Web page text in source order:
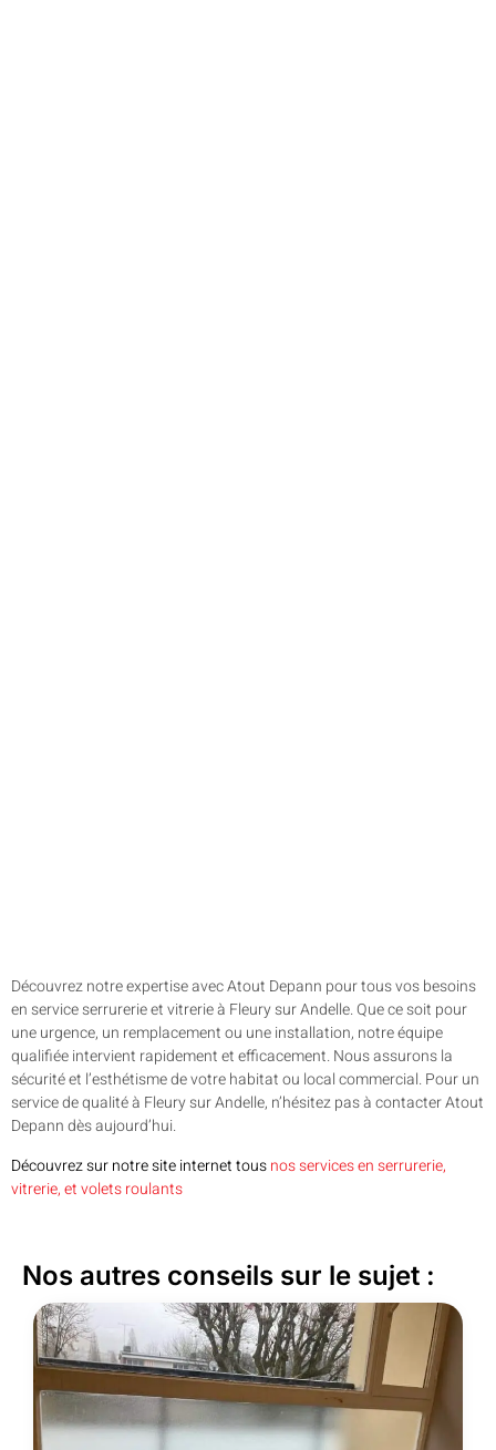
Découvrez notre expertise avec Atout Depann pour tous vos besoins
en service serrurerie et vitrerie à Fleury sur Andelle. Que ce soit pour
une urgence, un remplacement ou une installation, notre équipe
qualifiée intervient rapidement et efficacement. Nous assurons la
sécurité et l’esthétisme de votre habitat ou local commercial. Pour un
service de qualité à Fleury sur Andelle, n’hésitez pas à contacter Atout
Depann dès aujourd’hui.
Découvrez sur notre site internet tousnos services en serrurerie,
vitrerie, et volets roulants
Nos autres conseils sur le sujet :